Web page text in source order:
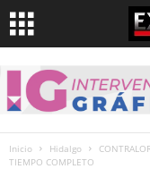
Inicio Hidalgo
TIEMPO COMPLETO